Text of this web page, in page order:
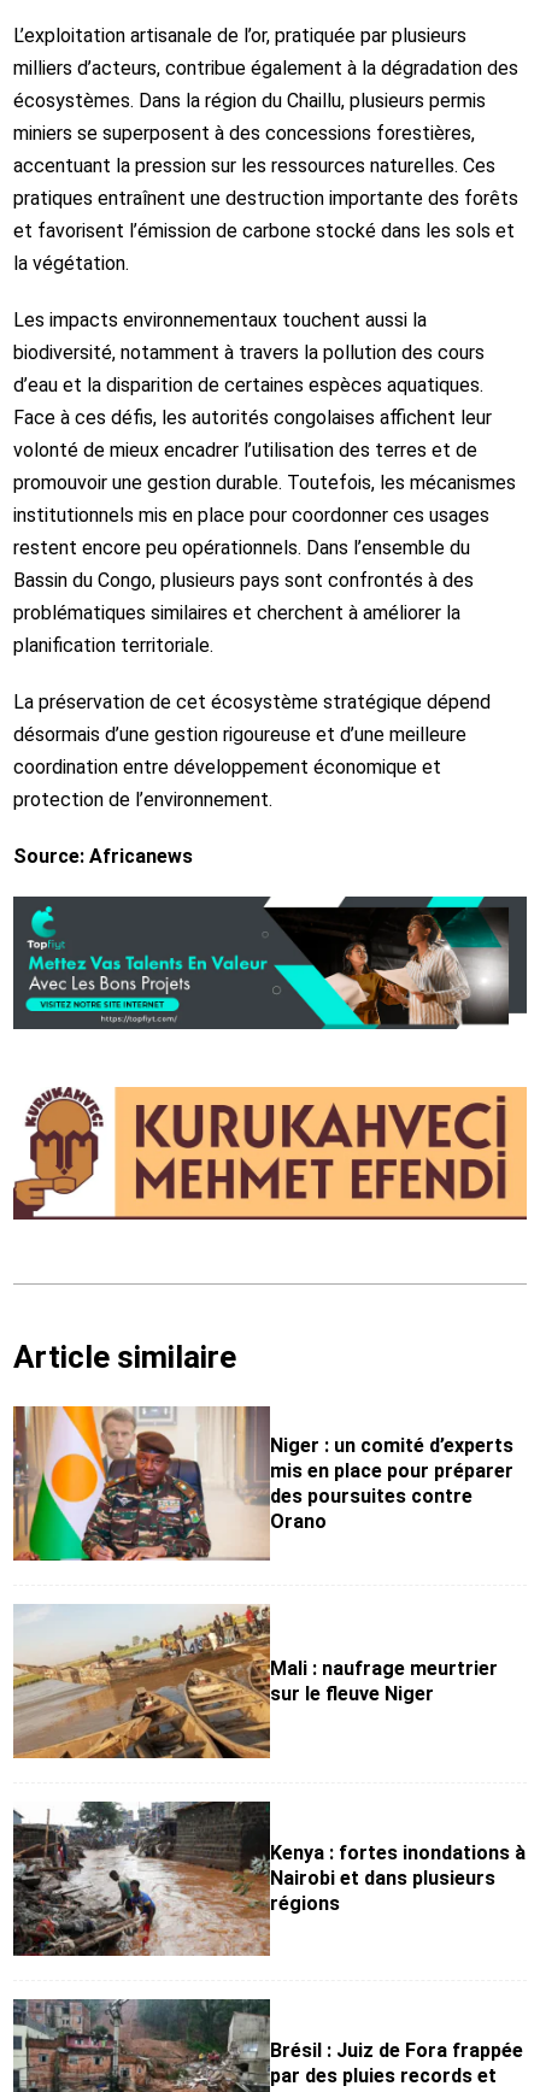
L’exploitation artisanale de l’or, pratiquée par plusieurs
milliers d’acteurs, contribue également à la dégradation des
écosystèmes. Dans la région du Chaillu, plusieurs permis
miniers se superposent à des concessions forestières,
accentuant la pression sur les ressources naturelles. Ces
pratiques entraînent une destruction importante des forêts
et favorisent l’émission de carbone stocké dans les sols et
la végétation.
Les impacts environnementaux touchent aussi la
biodiversité, notamment à travers la pollution des cours
d’eau et la disparition de certaines espèces aquatiques.
Face à ces défis, les autorités congolaises affichent leur
volonté de mieux encadrer l’utilisation des terres et de
promouvoir une gestion durable. Toutefois, les mécanismes
institutionnels mis en place pour coordonner ces usages
restent encore peu opérationnels. Dans l’ensemble du
Bassin du Congo, plusieurs pays sont confrontés à des
problématiques similaires et cherchent à améliorer la
planification territoriale.
La préservation de cet écosystème stratégique dépend
désormais d’une gestion rigoureuse et d’une meilleure
coordination entre développement économique et
protection de l’environnement.
Source: Africanews
Article similaire
Niger : un comité d’experts
mis en place pour préparer
des poursuites contre
Orano
Mali : naufrage meurtrier
sur le fleuve Niger
Kenya : fortes inondations à
Nairobi et dans plusieurs
régions
Brésil : Juiz de Fora frappée
par des pluies records et